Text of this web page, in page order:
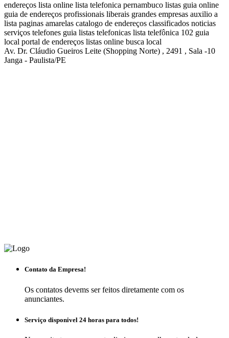
endereços lista online lista telefonica pernambuco listas guia online
guia de endereços profissionais liberais grandes empresas auxilio a
lista paginas amarelas catalogo de endereços classificados noticias
serviços telefones guia listas telefonicas lista telefônica 102 guia
local portal de endereços listas online busca local
Av. Dr. Cláudio Gueiros Leite (Shopping Norte) , 2491 , Sala -10
Janga - Paulista/PE
Contato da Empresa!
Os contatos devems ser feitos diretamente com os
anunciantes.
Serviço disponivel 24 horas para todos!